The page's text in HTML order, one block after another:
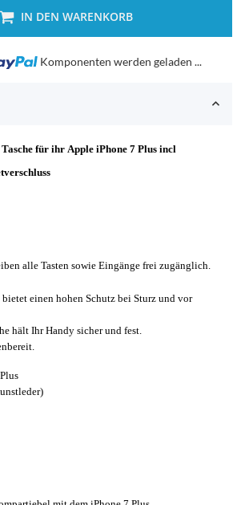
IN DEN WARENKORB
Komponenten werden geladen ...
für ihr Apple iPhone 7 Plus incl
alle Tasten sowie Eingänge frei zugänglich.
einen hohen Schutz bei Sturz und vor
hält Ihr Handy sicher und fest.